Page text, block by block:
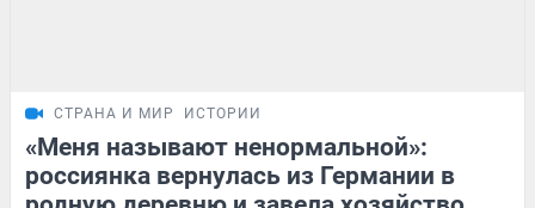
СТРАНА И МИР ИСТОРИИ
«Меня называют ненормальной»:
россиянка вернулась из Германии в